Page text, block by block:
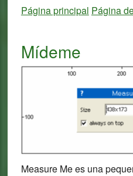
Página principal Página
Mídeme
Measure Me es una